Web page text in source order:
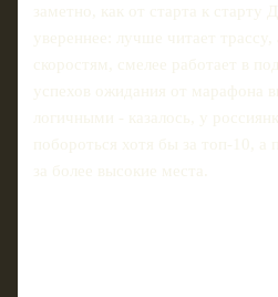
заметно, как от старта к старту
увереннее: лучше читает
скоростям, смелее работает в
успехов ожидания от марафона
логичными - казалось, у
побороться хотя бы за топ-10, а
за более высокие места.